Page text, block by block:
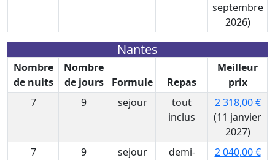
septembre
2026)
Nantes
Nombre
de nuits
Nombre
de jours
Formule Repas
Meilleur
prix
7
9 sejour
tout
inclus
2 318,00 €
(11 janvier
2027)
7
9 sejour
demi-
2 040,00 €